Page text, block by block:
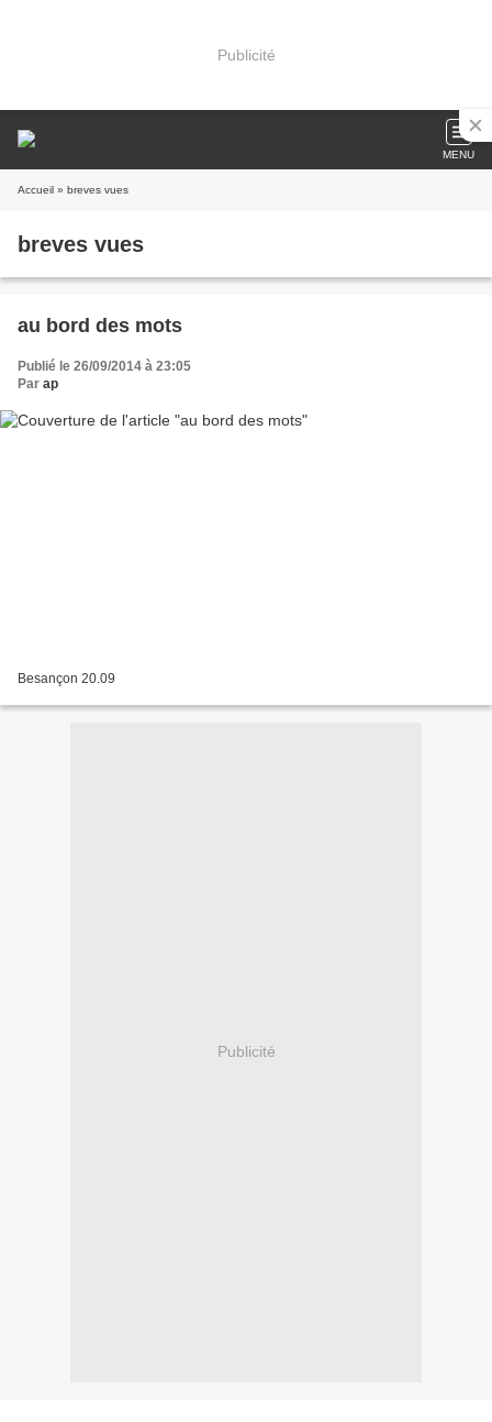
Publicité
MENU
Accueil » breves vues
breves vues
au bord des mots
Publié le 26/09/2014 à 23:05
Par ap
Besançon 20.09
Publicité